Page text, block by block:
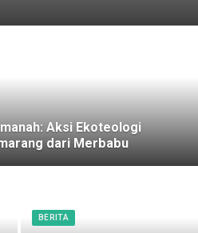
Aksi Ekoteologi
dari Merbabu
BERITA